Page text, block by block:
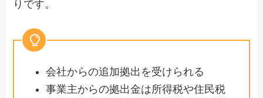
りです。
会社からの追加拠出を受けられる
事業主からの拠出金は所得税や住民税